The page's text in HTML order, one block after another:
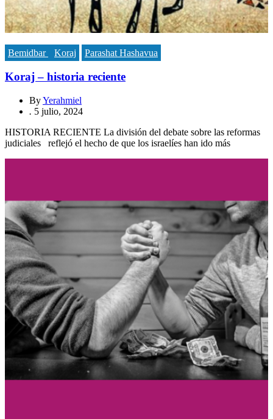
Bemidbar Koraj Parashat Hashavua
Koraj – historia reciente
ByYerahmiel
. 5 julio, 2024
HISTORIA RECIENTE La división del debate sobre las reformas
judiciales reflejó el hecho de que los israelíes han ido más